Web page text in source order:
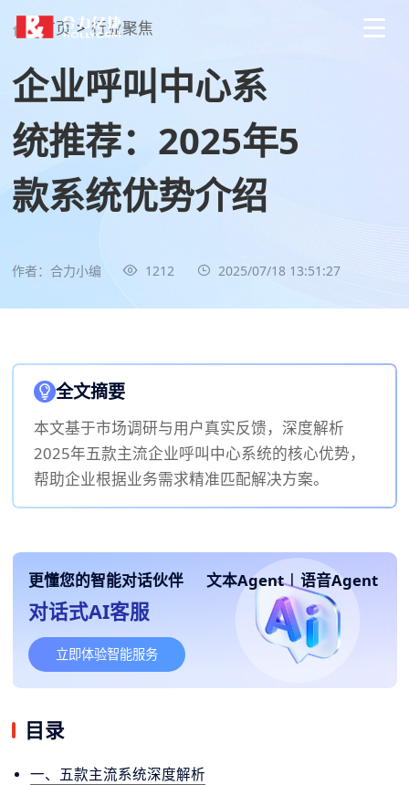
首页 > 行业聚焦
企业呼叫中心系
统推荐：2025年5
款系统优势介绍
作者：合力小编 1212 2025/07/18 13:51:27
全文摘要
本文基于市场调研与用户真实反馈，深度解析
2025年五款主流企业呼叫中心系统的核心优势，
帮助企业根据业务需求精准匹配解决方案。
更懂您的智能对话伙伴 文本Agent | 语音Agent
对话式AI客服
立即体验智能服务
目录
一、五款主流系统深度解析